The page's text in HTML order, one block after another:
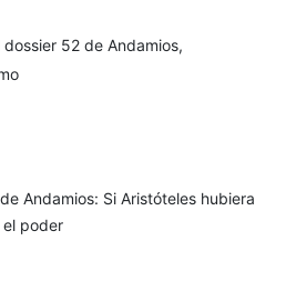
52 de Andamios,
Andamios: Si Aristóteles hubiera
poder